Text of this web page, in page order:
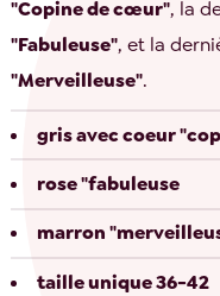
"Copine de cœur", la
"Fabuleuse", et la
"Merveilleuse".
gris avec coeur
rose "fabuleuse
marron
taille unique 36-42